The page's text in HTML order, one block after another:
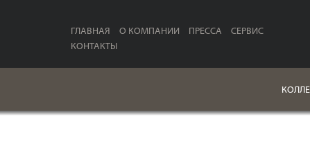
ГЛАВНАЯ О КОМПАНИИ ПРЕССА
СЕРВИС
КОНТАКТЫ